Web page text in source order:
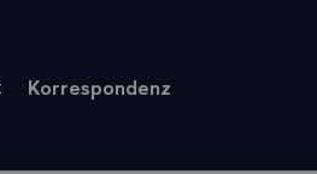
Korrespondenz